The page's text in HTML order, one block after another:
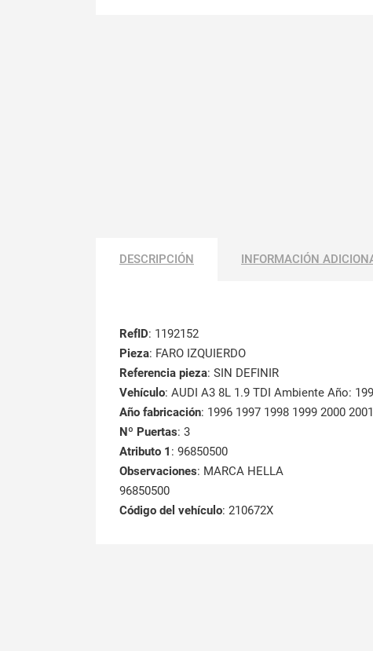
DESCRIPCIÓN INFORMACIÓN
RefID: 1192152
Pieza: FARO IZQUIERDO
Referencia pieza: SIN DEFINIR
Vehículo: AUDI A3 8L 1.9 TDI Ambiente Año:
Año fabricación: 1996 1997 1998 1999 2000
Nº Puertas: 3
Atributo 1 : 96850500
Observaciones: MARCA HELLA
96850500
Código del vehículo: 210672X